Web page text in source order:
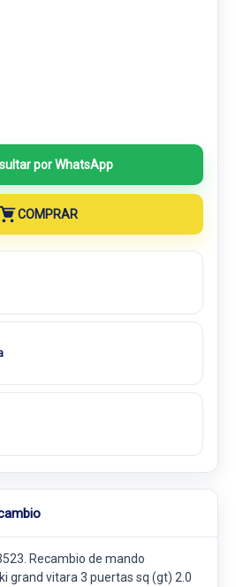
por WhatsApp
COMPRAR
Recambio de mando
grand vitara 3 puertas sq (gt) 2.0